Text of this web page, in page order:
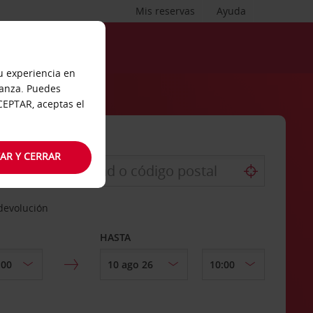
Ayuda
Mis reservas
HASTA
experiencia en
Puedes
aceptas el
Y CERRAR